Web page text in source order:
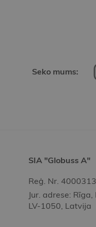
Seko mums:
SIA "Globuss A"
Reģ. Nr.
Jur. adrese:
LV-1050, Latvija